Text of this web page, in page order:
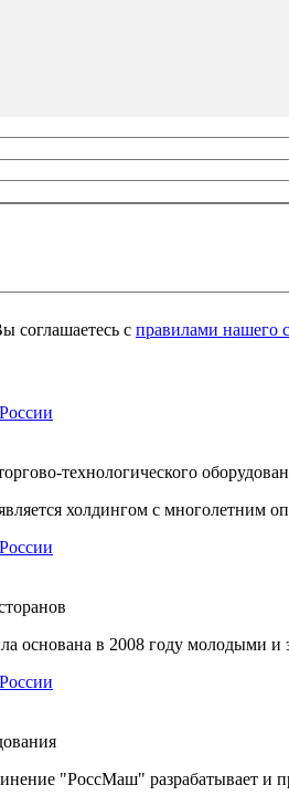
соглашаетесь с правилами нашего
технологического
холдингом с многолетним
основана в 2008 году молодыми
"РоссМаш" разрабатывает и